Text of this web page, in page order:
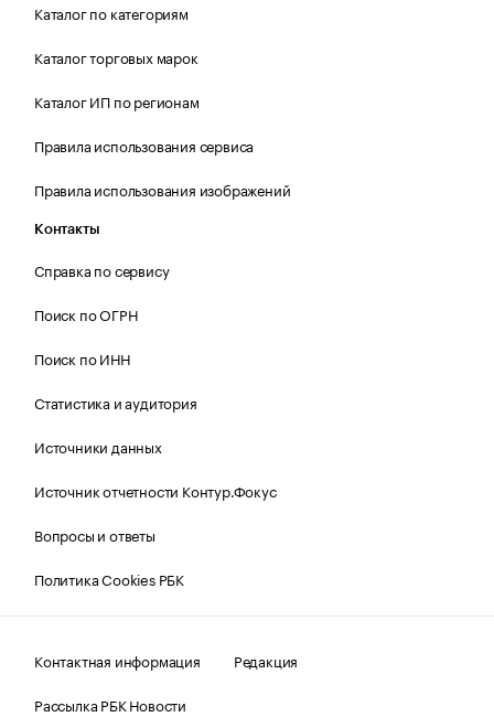
Каталог по категориям
Каталог торговых марок
Каталог ИП по регионам
Правила использования сервиса
Правила использования изображений
Контакты
Справка по сервису
Поиск по ОГРН
Поиск по ИНН
Статистика и аудитория
Источники данных
Источник отчетности Контур.Фокус
Вопросы и ответы
Политика Cookies РБК
Контактная информация
Редакция
Рассылка РБК Новости